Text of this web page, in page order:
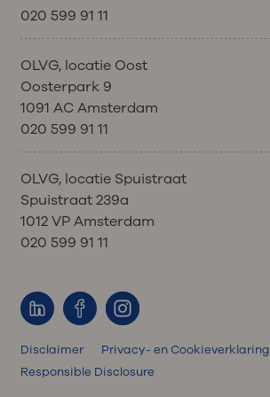
020 599 91 11
OLVG, locatie Oost
Oosterpark 9
1091 AC Amsterdam
020 599 91 11
OLVG, locatie Spuistraat
Spuistraat 239a
1012 VP Amsterdam
020 599 91 11
Disclaimer Privacy- en Cookieverklaring
Responsible Disclosure